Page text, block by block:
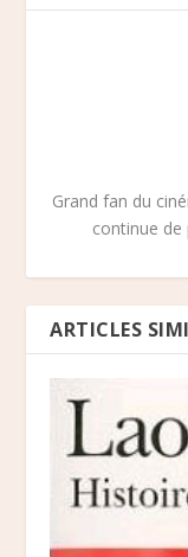
Grand fan du
continue de
ARTICLES